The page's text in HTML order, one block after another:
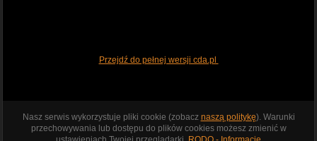
Przejdź do pełnej wersji cda.pl
Nasz serwis wykorzystuje pliki cookie (zobacz naszą politykę). Warunki
przechowywania lub dostępu do plików cookies możesz zmienić w